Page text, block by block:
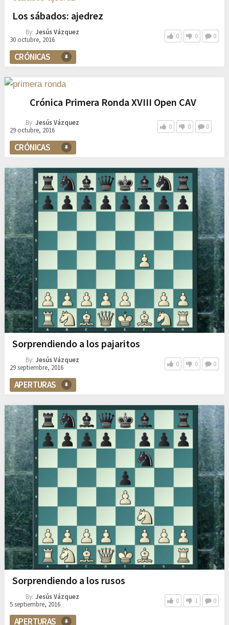
Los sábados: ajedrez
By: Jesús Vázquez
30 octubre, 2016
0 0 0
CRÓNICAS
Crónica Primera Ronda XVIII Open CAV
By: Jesús Vázquez
29 octubre, 2016
0 0 0
CRÓNICAS
Sorprendiendo a los pajaritos
By: Jesús Vázquez
29 septiembre, 2016
0 0 0
APERTURAS
Sorprendiendo a los rusos
By: Jesús Vázquez
5 septiembre, 2016
0 1 0
APERTURAS